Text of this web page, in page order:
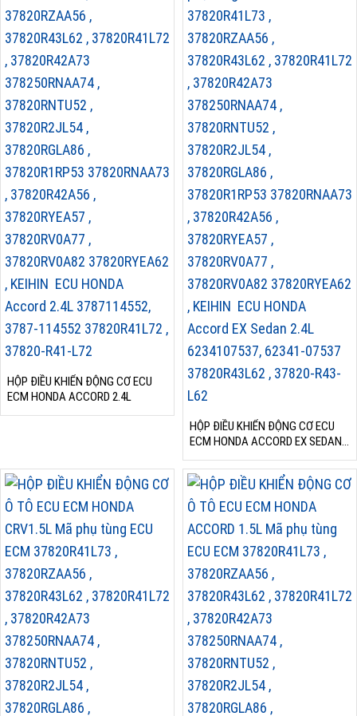
HỘP ĐIỀU KHIỂN ĐỘNG CƠ ECU
ECM HONDA ACCORD 2.4L
HỘP ĐIỀU KHIỂN ĐỘNG CƠ ECU
ECM HONDA ACCORD EX SEDAN
2.4L